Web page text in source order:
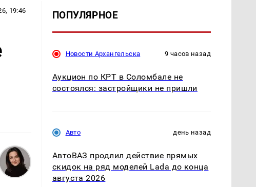
19:46 ПОПУЛЯРНОЕ
Новости Архангельска 9 часов назад
Аукцион по КРТ в Соломбале не
состоялся: застройщики не пришли
Авто день назад
АвтоВАЗ продлил действие прямых
скидок на ряд моделей Lada до конца
августа 2026